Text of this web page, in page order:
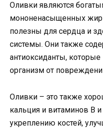
Оливки являются
мононенасыщенных
полезны для сердца и
системы. Они также
антиоксиданты,
организм от
Оливки – это также
кальция и витаминов В
укреплению костей,